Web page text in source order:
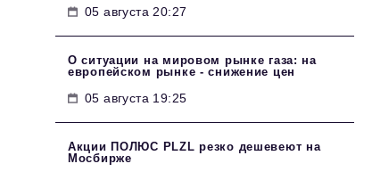
05 августа 20:27
О ситуации на мировом рынке газа: на
европейском рынке - снижение цен
05 августа 19:25
Акции ПОЛЮС PLZL резко дешевеют на
Мосбирже